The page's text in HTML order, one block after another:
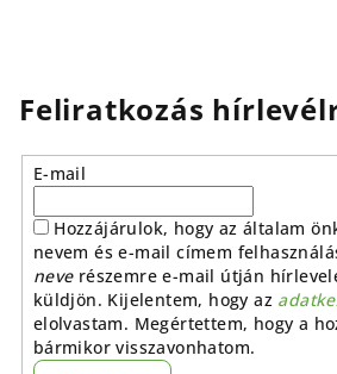
Feliratkozás
E-mail
Hozzájárulok, hogy az általam
nevem és e-mail címem
neverészemre e-mail útján
küldjön. Kijelentem, hogy az
elolvastam. Megértettem, hogy a
bármikor visszavonhatom.